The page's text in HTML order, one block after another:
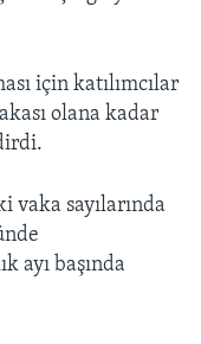
için katılımcılar
olana kadar
vaka sayılarında
ayı başında